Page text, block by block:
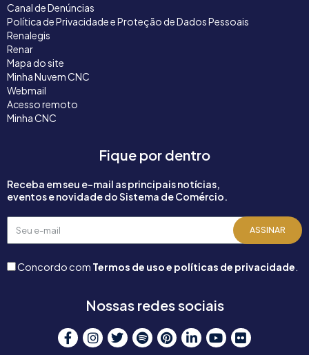
Canal de Denúncias
Política de Privacidade e Proteção de Dados Pessoais
Renalegis
Renar
Mapa do site
Minha Nuvem CNC
Webmail
Acesso remoto
Minha CNC
Fique por dentro
Receba em seu e-mail as principais notícias,
eventos e novidade do Sistema de Comércio.
Seu
e-
ASSINAR
Concordo com Termos de uso e políticas de privacidade
Nossas redes sociais
F
a
I
n
T
w
S
p
P
i
L
i
Y
o
F
l